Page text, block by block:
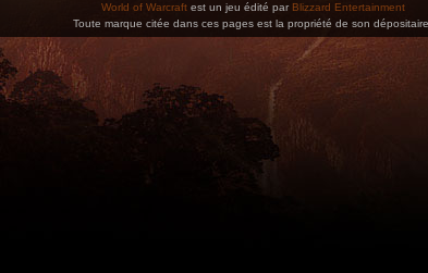
World of Warcraftest un jeu édité par Blizzard Entertainment
Toute marque citée dans ces pages est la propriété de son dépositaire.
Copiez l'adresse et collez-la dans n'importe quelle application de